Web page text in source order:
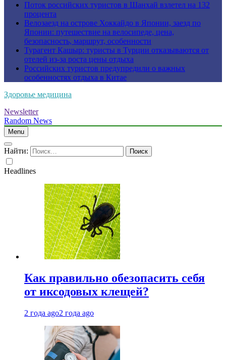
Поток российских туристов в Шанхай взлетел на 132
процента
Велозаезд на острове Хоккайдо в Японии, заезд по
Японии: путешествие на велосипеде, цена,
безопасность, маршрут, особенности
Турагент Кашыр: туристы в Турции отказываются от
отелей из-за роста цены отдыха
Российских туристов предупредили о важных
особенностях отдыха в Китае
Здоровье медицина
Newsletter
Random News
Menu
Найти:
Headlines
Как правильно обезопасить себя
от иксодовых клещей?
2 года ago2 года ago